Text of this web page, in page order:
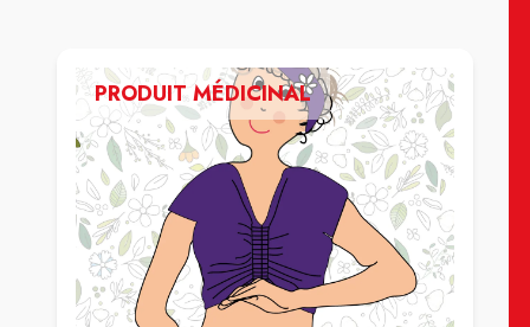
PRODUIT MÉDICINAL